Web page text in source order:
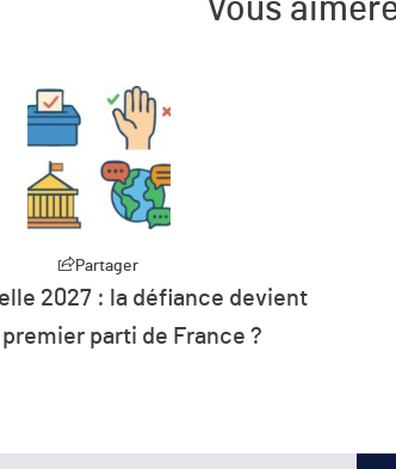
Vous
défiance devient
de France ?